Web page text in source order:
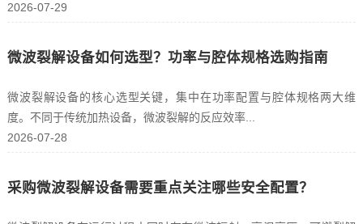
2026-07-29
微波裂解设备如何选型？功率与腔体规格选购指南
微波裂解设备的核心选型关键，集中在功率配置与腔体规格两大维
度。不同于传统加热设备，微波裂解的反应效率...
2026-07-28
采购微波裂解设备需要重点关注哪些安全配置？